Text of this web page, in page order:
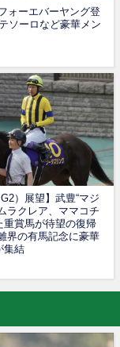
ォーエバーヤング登
ソーロなど豪華メン
G2）展望】武豊“マジ
ラクレア、ママコチ
重賞馬が待望の復帰
界の有馬記念に豪華
集結